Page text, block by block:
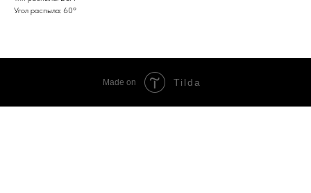
Угол распыла: 60º
Made on Tilda